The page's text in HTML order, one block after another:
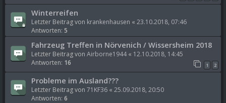
Winterreifen
Letzter Beitrag von krankenhausen « 23.10.2018, 07:46
Antworten: 5
Fahrzeug Treffen in Nörvenich / Wissersheim 2018
Letzter Beitrag von Airborne1944 « 12.10.2018, 14:45
Antworten: 16 1 2
Probleme im Ausland???
Letzter Beitrag von 71KF36 « 25.09.2018, 20:50
Antworten: 6